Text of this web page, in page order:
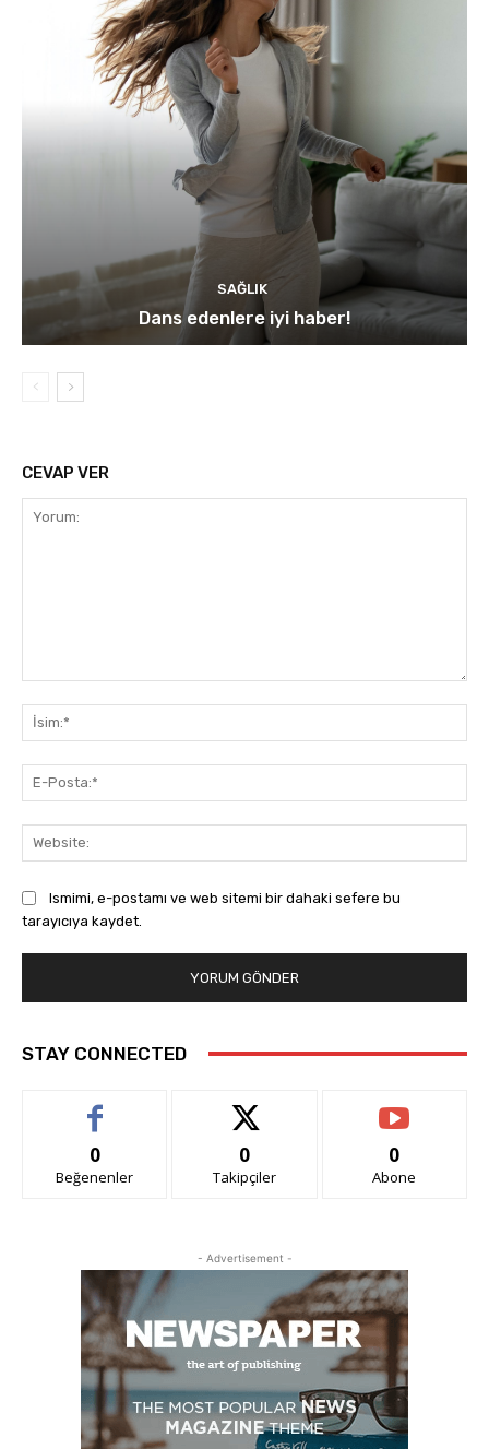
SAĞLIK
Dans edenlere iyi haber!
CEVAP VER
Ismimi, e-postamı ve web sitemi bir dahaki sefere bu
tarayıcıya kaydet.
STAY CONNECTED
0
Beğenenler
0
Takipçiler
0
Abone
- Advertisement -